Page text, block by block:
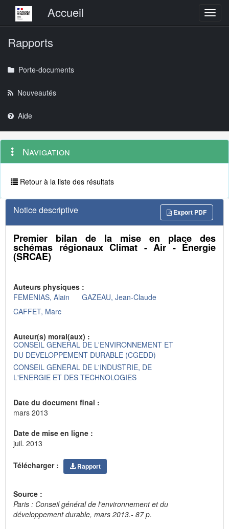
Menu principalAccueil
Rapports
Porte-documents
Nouveautés
Aide
Navigation
outils
Menu
contextuel
Navigation
Retour à la liste des résultats
Notice descriptive Export PDF
Premier bilan de la mise en place des
schémas régionaux Climat - Air - Énergie
(SRCAE)
Auteurs physiques :
FEMENIAS, Alain
GAZEAU, Jean-Claude
CAFFET, Marc
Auteur(s) moral(aux) :
CONSEIL GENERAL DE L'ENVIRONNEMENT ET
DU DEVELOPPEMENT DURABLE (CGEDD)
CONSEIL GENERAL DE L'INDUSTRIE, DE
L'ENERGIE ET DES TECHNOLOGIES
Date du document final :
mars 2013
Date de mise en ligne :
juil. 2013
Télécharger : Rapport
Source :
Paris : Conseil général de l'environnement et du
développement durable, mars 2013.- 87 p.